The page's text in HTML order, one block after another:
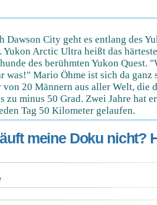
Dawson City geht es entlang des
Yukon Arctic Ultra heißt das
des berühmten Yukon Quest.
was!" Mario Öhme ist sich da
von 20 Männern aus aller Welt, die
zu minus 50 Grad. Zwei Jahre hat
Tag 50 Kilometer gelaufen.
meine Doku nicht?